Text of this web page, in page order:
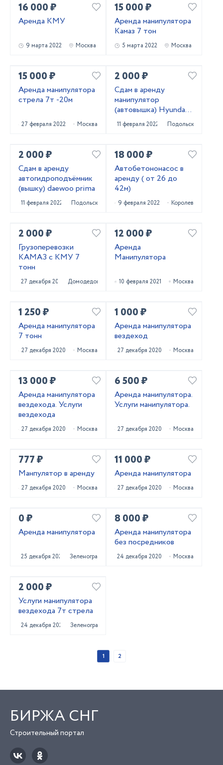
16 000 ₽
Аренда КМУ
9 марта 2022 Москва
15 000 ₽
Аренда манипулятора
Камаз 7 тон
5 марта 2022 Москва
15 000 ₽
Аренда манипулятора
стрела 7т -20м
27 февраля 2022 Москва
2 000 ₽
Сдам в аренду
манипулятор
(автовышка) Hyundai
Gold
11 февраля 2022 Подольск
2 000 ₽
Сдам в аренду
автогидроподъёмник
(вышку) daewoo prima
11 февраля 2022 Подольск
18 000 ₽
Автобетононасос в
аренду ( от 26 до
42м)
9 февраля 2022 Королев
2 000 ₽
Грузоперевозки
КАМАЗ с КМУ 7
тонн
27 декабря 2021 Домодедово
12 000 ₽
Аренда
Манипулятора
10 февраля 2021 Москва
1 250 ₽
Аренда манипулятора
7 тонн
27 декабря 2020 Москва
1 000 ₽
Аренда манипулятора
вездеход
27 декабря 2020 Москва
13 000 ₽
Аренда манипулятора
вездехода. Услуги
вездехода
27 декабря 2020 Москва
6 500 ₽
Аренда манипулятора.
Услуги манипулятора.
27 декабря 2020 Москва
777 ₽
Манпулятор в аренду
27 декабря 2020 Москва
11 000 ₽
Аренда манипулятора
27 декабря 2020 Москва
0 ₽
Аренда манипулятора
25 декабря 2020 Зеленоград
8 000 ₽
Аренда манипулятора
без посредников
24 декабря 2020 Москва
2 000 ₽
Услуги манипулятора
вездехода 7т стрела
24 декабря 2020 Зеленоград
1 2
БИРЖА СНГ
Строительный портал